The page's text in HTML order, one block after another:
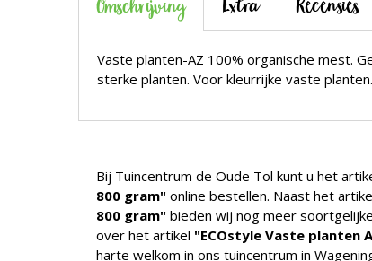
Omschrijving
Extra Recensies
Vaste planten-AZ 100% organische mest.
sterke planten. Voor kleurrijke vaste
Bij Tuincentrum de Oude Tol kunt u het
800 gram" online bestellen. Naast het
800 gram" bieden wij nog meer
over het artikel "ECOstyle Vaste planten
harte welkom in ons tuincentrum in